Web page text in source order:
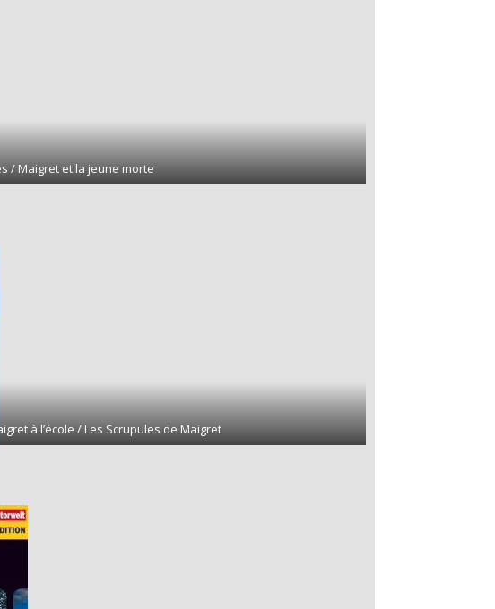
/ Maigret et la jeune morte
à l’école / Les Scrupules de Maigret